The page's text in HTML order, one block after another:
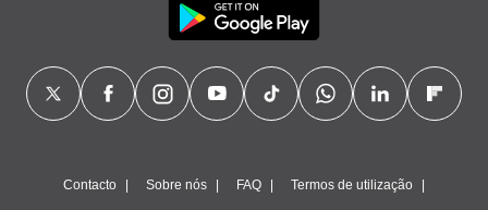
Contacto Sobre nós FAQ Termos de utilização